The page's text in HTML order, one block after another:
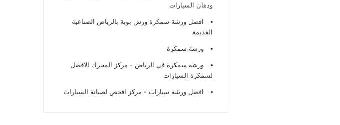
ودهان السيارات
افضل ورشة سمكرة ورش بوية بالرياض الصناعية
القديمة
ورشة سمكرة
ورشة سمكرة في الرياض - مركز المحرك الافضل
لسمكرة السيارات
افضل ورشة سيارات - مركز افحص لصيانة السيارات